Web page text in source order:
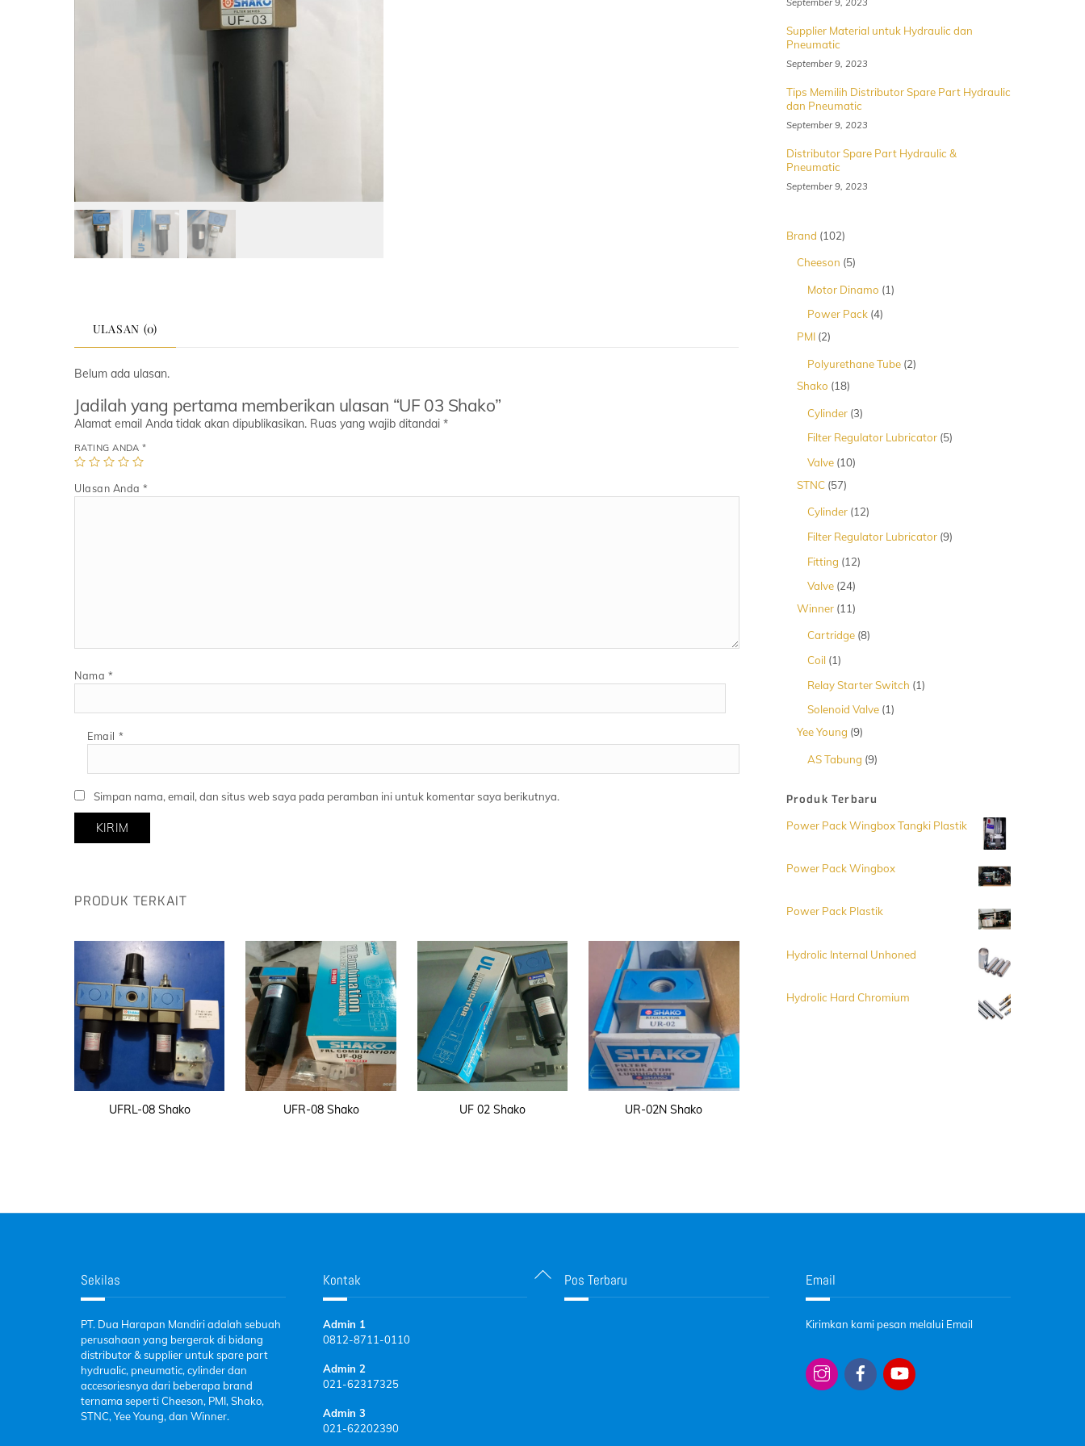
ULASAN (0)
Belum ada ulasan.
Jadilah yang pertama memberikan ulasan “UF 03 Shako”
Alamat email Anda tidak akan dipublikasikan. Ruas yang wajib ditandai *
RATING ANDA*
Ulasan Anda*
Nama *
Email *
Simpan nama, email, dan situs web saya pada peramban ini untuk komentar saya berikutnya.
PRODUK TERKAIT
UFRL-08 Shako UFR-08 Shako UF 02 Shako UR-02N Shako
September 9, 2023
Supplier Material untuk Hydraulic dan
Pneumatic
September 9, 2023
Tips Memilih Distributor Spare Part Hydraulic
dan Pneumatic
September 9, 2023
Distributor Spare Part Hydraulic &
Pneumatic
September 9, 2023
Brand 102102
Cheeson 55
Motor Dinamo
11
Power Pack 44
PMI 22
Polyurethane Tube 22
Shako 1818
Cylinder 33
Filter Regulator Lubricator 55
Valve 1010
STNC 5757
Cylinder 1212
Filter Regulator Lubricator 99
Fitting 1212
Valve 2424
Winner 1111
Cartridge 88
Coil 11
Relay Starter Switch 11
Solenoid Valve 11
Yee Young 99
AS Tabung 99
Produk Terbaru
Power Pack Wingbox Tangki Plastik
Power Pack Wingbox
Power Pack Plastik
Hydrolic Internal Unhoned
Hydrolic Hard Chromium
Back
To
Sekilas
PT. Dua Harapan Mandiri adalah sebuah
perusahaan yang bergerak di bidang
distributor & supplier untuk spare part
hydrualic, pneumatic, cylinder dan
accesoriesnya dari beberapa brand
ternama seperti Cheeson, PMI, Shako,
STNC, Yee Young, dan Winner.
Kontak
Admin 1
0812-8711-0110
Admin 2
021-62317325
Admin 3
021-62202390
Pos Terbaru Email
Kirimkan kami pesan melalui Email